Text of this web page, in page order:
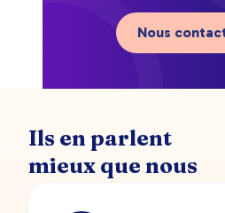
Nous
Ils en parlent
mieux que nous